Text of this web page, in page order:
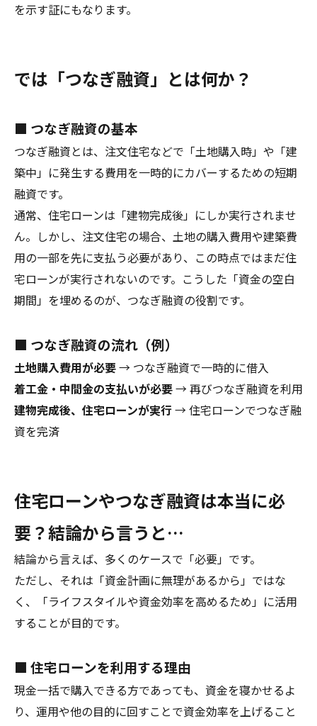
を示す証にもなります。
では「つなぎ融資」とは何か？
■ つなぎ融資の基本
つなぎ融資とは、注文住宅などで「土地購入時」や「建
築中」に発生する費用を一時的にカバーするための短期
融資です。
通常、住宅ローンは「建物完成後」にしか実行されませ
ん。しかし、注文住宅の場合、土地の購入費用や建築費
用の一部を先に支払う必要があり、この時点ではまだ住
宅ローンが実行されないのです。こうした「資金の空白
期間」を埋めるのが、つなぎ融資の役割です。
■ つなぎ融資の流れ（例）
土地購入費用が必要→ つなぎ融資で一時的に借入
着工金・中間金の支払いが必要→ 再びつなぎ融資を利用
建物完成後、住宅ローンが実行→ 住宅ローンでつなぎ融
資を完済
住宅ローンやつなぎ融資は本当に必
要？結論から言うと…
結論から言えば、多くのケースで「必要」です。
ただし、それは「資金計画に無理があるから」ではな
く、「ライフスタイルや資金効率を高めるため」に活用
することが目的です。
■ 住宅ローンを利用する理由
現金一括で購入できる方であっても、資金を寝かせるよ
り、運用や他の目的に回すことで資金効率を上げること